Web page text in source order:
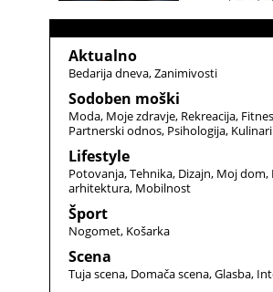
Aktualno
Bedarija dneva Zanimivosti
Sodoben moški
Moda Moje zdravje Rekreacija Fitnes
Partnerski odnos Psihologija
Lifestyle
Potovanja Tehnika Dizajn Moj dom
arhitektura Mobilnost
Šport
Nogomet Košarka
Scena
Tuja scena Domača scena Glasba